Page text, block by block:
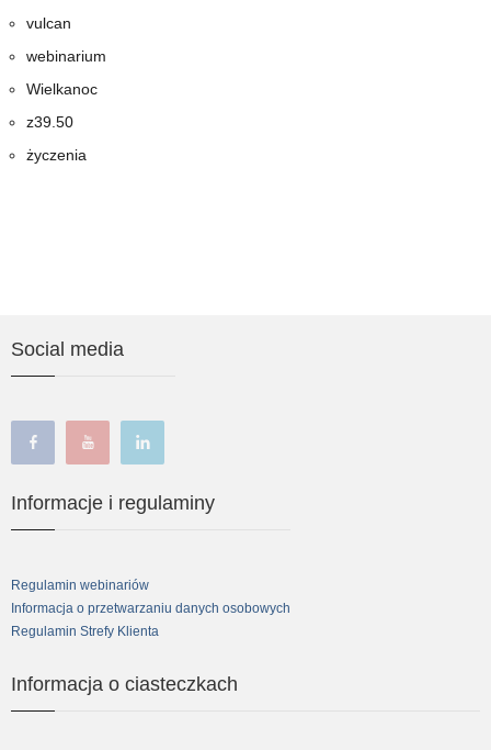
vulcan
webinarium
Wielkanoc
z39.50
życzenia
Social media
Informacje i regulaminy
Regulamin webinariów
Informacja o przetwarzaniu danych osobowych
Regulamin Strefy Klienta
Informacja o ciasteczkach